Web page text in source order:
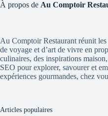
À propos de Au Comptoir
Au Comptoir Restaurant réunit les
de voyage et d’art de vivre en
culinaires, des inspirations
SEO pour explorer, savourer et
expériences gourmandes, chez
Articles populaires